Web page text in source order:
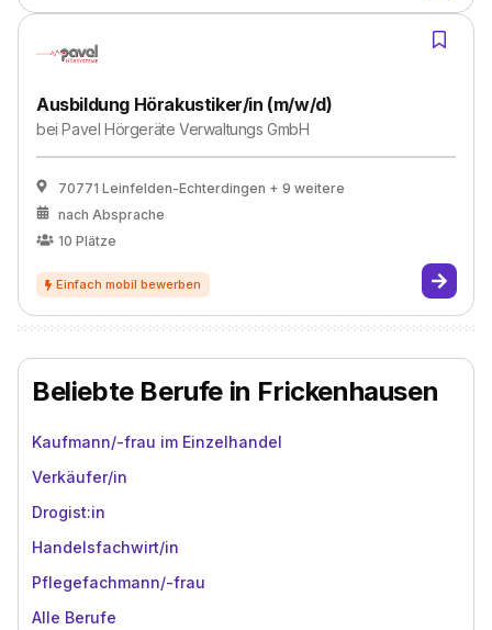
Ausbildung Hörakustiker/in (m/w/d)
beiPavel Hörgeräte Verwaltungs GmbH
70771 Leinfelden-Echterdingen + 9 weitere
nach Absprache
10 Plätze
Beliebte Berufe in Frickenhausen
Kaufmann/-frau im Einzelhandel
Verkäufer/in
Drogist:in
Handelsfachwirt/in
Pflegefachmann/-frau
Alle Berufe